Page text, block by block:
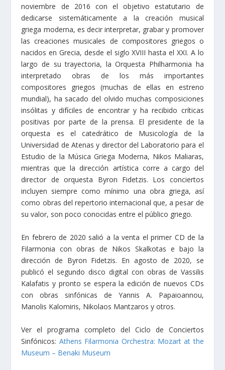
noviembre de 2016 con el objetivo estatutario de
dedicarse sistemáticamente a la creación musical
griega moderna, es decir interpretar, grabar y promover
las creaciones musicales de compositores griegos o
nacidos en Grecia, desde el siglo XVIII hasta el XXI. A lo
largo de su trayectoria, la Orquesta Philharmonia ha
interpretado obras de los más importantes
compositores griegos (muchas de ellas en estreno
mundial), ha sacado del olvido muchas composiciones
insólitas y difíciles de encontrar y ha recibido críticas
positivas por parte de la prensa. El presidente de la
orquesta es el catedrático de Musicología de la
Universidad de Atenas y director del Laboratorio para el
Estudio de la Música Griega Moderna, Nikos Maliaras,
mientras que la dirección artística corre a cargo del
director de orquesta Byron Fidetzis. Los conciertos
incluyen siempre como mínimo una obra griega, así
como obras del repertorio internacional que, a pesar de
su valor, son poco conocidas entre el público griego.
En febrero de 2020 salió a la venta el primer CD de la
Filarmonia con obras de Nikos Skalkotas e bajo la
dirección de Byron Fidetzis. En agosto de 2020, se
publicó el segundo disco digital con obras de Vassilis
Kalafatis y pronto se espera la edición de nuevos CDs
con obras sinfónicas de Yannis A. Papaioannou,
Manolis Kalomiris, Nikolaos Mantzaros y otros.
Ver el programa completo del Ciclo de Conciertos
Sinfónicos: Athens Filarmonia Orchestra: Mozart at the
Museum – Benaki Museum